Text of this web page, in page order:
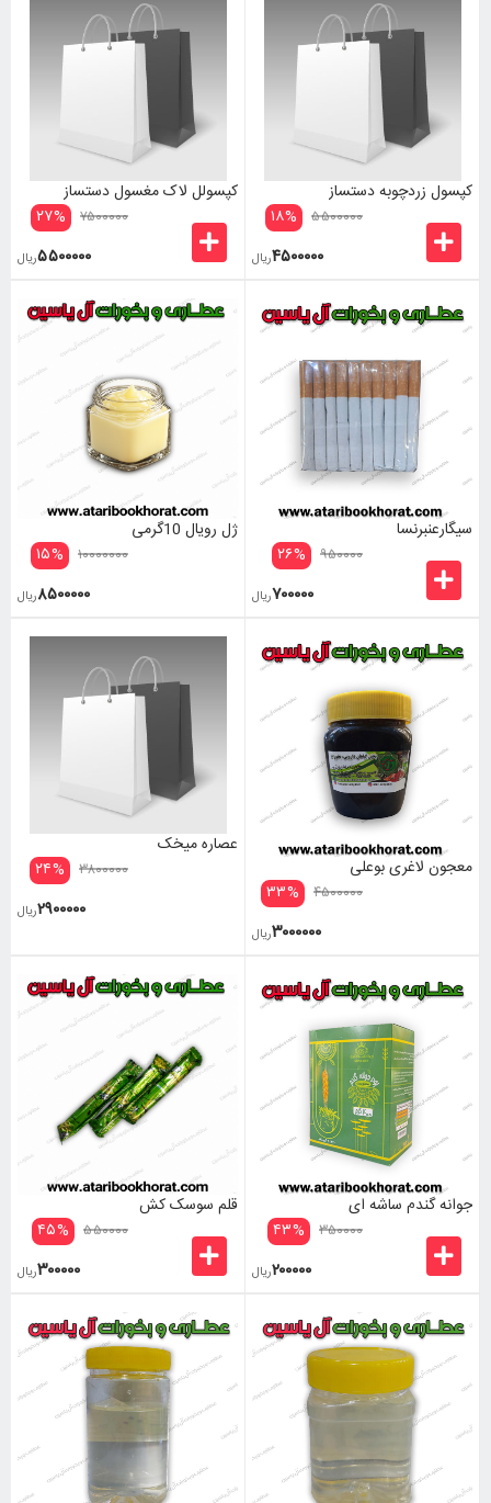
کپسول زردچوبه دستساز
۵۵۰۰۰۰۰ ۱۸%
۴۵۰۰۰۰۰ریال
کپسولل لاک مغسول دستساز
۷۵۰۰۰۰۰ ۲۷%
۵۵۰۰۰۰۰ریال
سیگارعنبرنسا
۹۵۰۰۰۰ ۲۶%
۷۰۰۰۰۰ریال
ژل رویال 10گرمی
۱۰۰۰۰۰۰۰ ۱۵%
۸۵۰۰۰۰۰ریال
معجون لاغری بوعلی
۴۵۰۰۰۰۰ ۳۳%
۳۰۰۰۰۰۰ریال
عصاره میخک
۳۸۰۰۰۰۰ ۲۴%
۲۹۰۰۰۰۰ریال
جوانه گندم ساشه ای
۳۵۰۰۰۰ ۴۳%
۲۰۰۰۰۰ریال
قلم سوسک کش
۵۵۰۰۰۰ ۴۵%
۳۰۰۰۰۰ریال